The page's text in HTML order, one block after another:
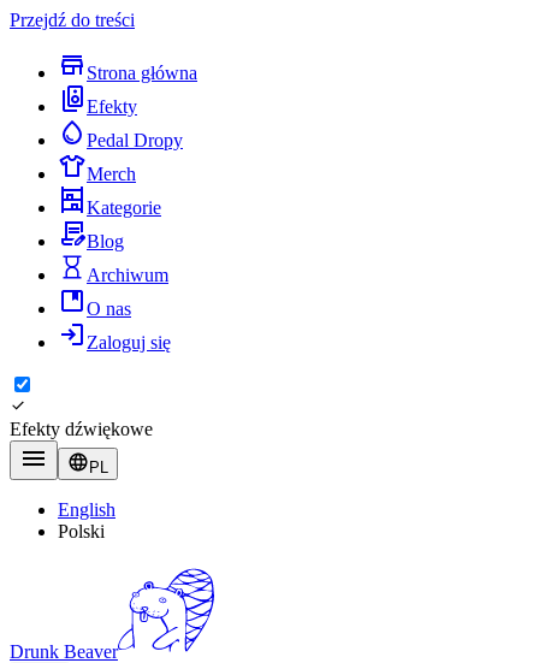
Przejdź do treści
Strona główna
Efekty
Pedal Dropy
Merch
Kategorie
Blog
Archiwum
O nas
Zaloguj się
Efekty dźwiękowe
PL
English
Polski
Drunk Beaver